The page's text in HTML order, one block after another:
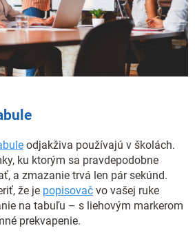
odjakživa používajú v školách.
ku ktorým sa pravdepodobne
a zmazanie trvá len pár sekúnd.
že je popisovač vo vašej ruke
na tabuľu – s liehovým markerom
prekvapenie.